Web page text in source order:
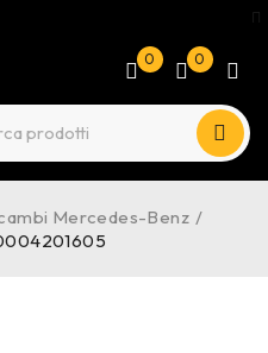
0 0
Mercedes-Benz /